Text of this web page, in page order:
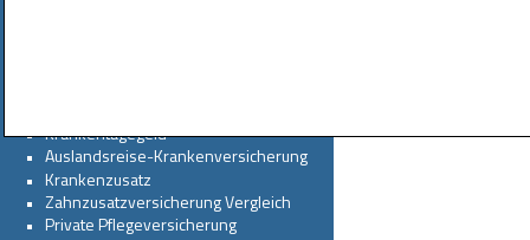
• Krankentagegeld
• Auslandsreise-Krankenversicherung
• Krankenzusatz
• Zahnzusatzversicherung Vergleich
• Private Pflegeversicherung